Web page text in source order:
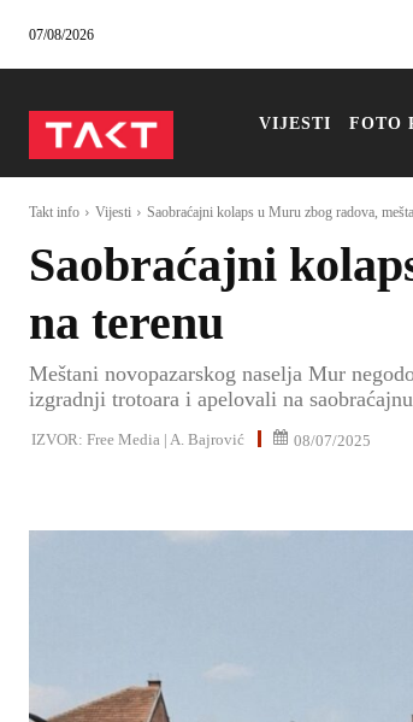
07/08/2026
VIJESTI FOTO
Takt info Vijesti Saobraćajni kolaps u Muru zbog radova,
Saobraćajni
na terenu
Meštani novopazarskog naselja Mur
izgradnji trotoara i apelovali na
IZVOR: Free Media | A. Bajrović 08/07/2025